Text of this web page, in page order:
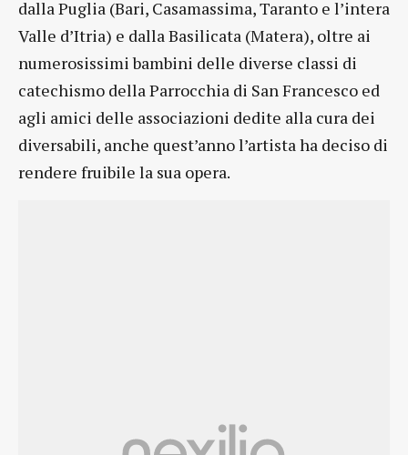
dalla Puglia (Bari, Casamassima, Taranto e l’intera
Valle d’Itria) e dalla Basilicata (Matera), oltre ai
numerosissimi bambini delle diverse classi di
catechismo della Parrocchia di San Francesco ed
agli amici delle associazioni dedite alla cura dei
diversabili, anche quest’anno l’artista ha deciso di
rendere fruibile la sua opera.